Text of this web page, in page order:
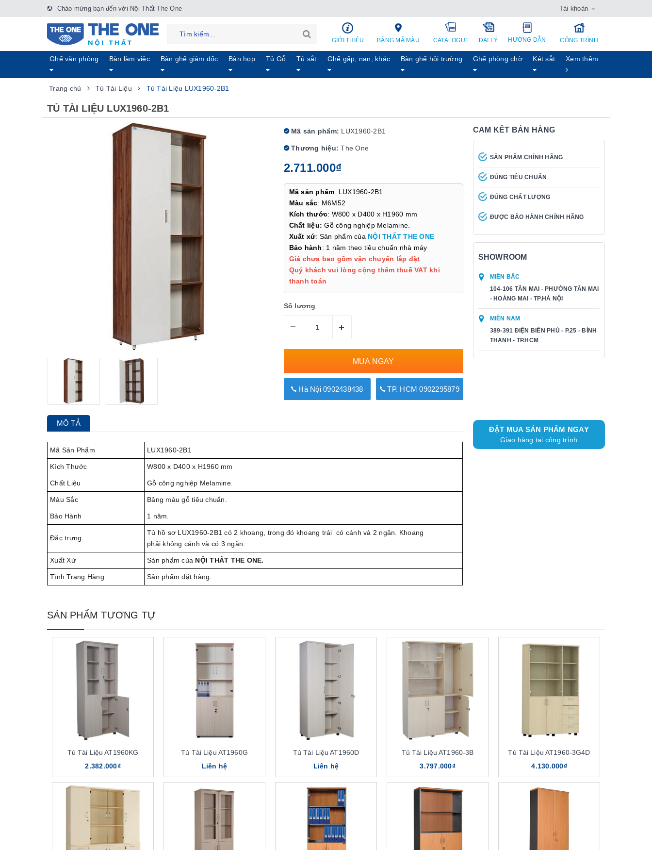
Chào mừng bạn đến với Nội Thất The One Tài khoản
GIỚI THIỆU BẢNG MÃ MÀU CATALOGUE ĐẠI LÝ HƯỚNG DẪN CÔNG TRÌNH
Ghế văn phòng Bàn làm việc Bàn ghế giám đốc Bàn họp Tủ Gỗ Tủ sắt Ghế gấp, nan, khác Bàn ghế hội trường Ghế phòng chờ Két sẳt Xem thêm
Trang chủ Tủ Tài Liệu Tủ Tài Liệu LUX1960-2B1
TỦ TÀI LIỆU LUX1960-2B1
Mã sản phẩm: LUX1960-2B1
Thương hiệu: The One
2.711.000₫
Mã sản phẩm: LUX1960-2B1
Màu sắc: M6M52
Kích thước: W800 x D400 x H1960 mm
Chất liệu:Gỗ công nghiệp Melamine.
Xuất xứ: Sản phẩm của NỘI THẤT THE ONE
Bảo hành: 1 năm theo tiêu chuẩn nhà máy
Giá chưa bao gồm vận chuyển lắp đặt
Quý khách vui lòng cộng thêm thuế VAT khi
thanh toán
Số lượng
– +
MUA NGAY
Hà Nội 0902438438 TP. HCM 0902295879
CAM KẾT BÁN HÀNG
SẢN PHẨM CHÍNH HÃNG
ĐÚNG TIÊU CHUẨN
ĐÚNG CHẤT LƯỢNG
ĐƯỢC BẢO HÀNH CHÍNH HÃNG
SHOWROOM
MIỀN BẮC
104-106 TÂN MAI - PHƯỜNG TÂN MAI
- HOÀNG MAI - TP.HÀ NỘI
MIỀN NAM
389-391 ĐIỆN BIÊN PHỦ - P.25 - BÌNH
THẠNH - TP.HCM
MÔ TẢ
Mã Sản Phẩm LUX1960-2B1
Kích Thước W800 x D400 x H1960 mm
Chất Liệu Gỗ công nghiệp Melamine.
Màu Sắc Bảng màu gỗ tiêu chuẩn.
Bảo Hành 1 năm.
Đặc trưng
Tủ hồ sơ LUX1960-2B1 có 2 khoang, trong đó khoang trái có cánh và 2 ngăn. Khoang
phải không cánh và có 3 ngăn.
Xuất Xứ Sản phẩm của NỘI THẤT THE ONE.
Tình Trạng Hàng Sản phẩm đặt hàng.
ĐẶT MUA SẢN PHẨM NGAY
Giao hàng tại công trình
SẢN PHẨM TƯƠNG TỰ
Tủ Tài Liệu AT1960KG
2.382.000₫
Tủ Tài Liệu AT1960G
Liên hệ
Tủ Tài Liệu AT1960D
Liên hệ
Tủ Tài Liệu AT1960-3B
3.797.000₫
Tủ Tài Liệu AT1960-3G4D
4.130.000₫